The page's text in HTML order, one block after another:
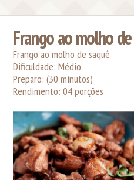
Frango ao molho
Frango ao molho de saquê
Dificuldade: Médio
Preparo: (30 minutos)
Rendimento: 04 porções